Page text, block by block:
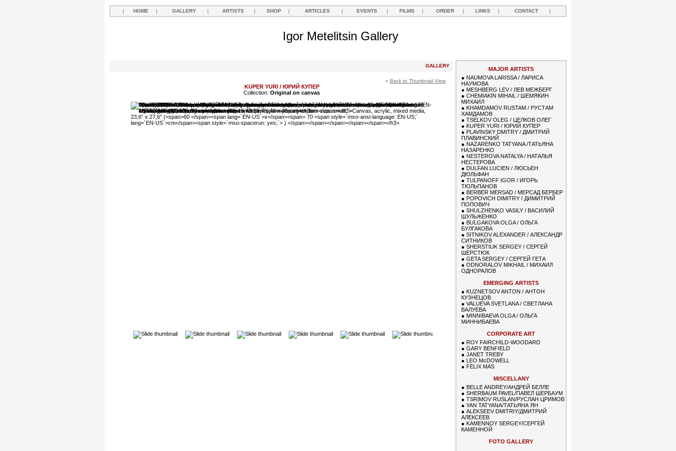
| HOME | GALLERY | ARTISTS | SHOP | ARTICLES | EVENTS | FILMS | ORDER | LINKS | CONTACT |
Igor Metelitsin Gallery
GALLERY
« Back to Thumbnail View
KUPER YURI / ЮРИЙ КУПЕР
Collection: Original on canvas
MAJOR ARTISTS
● NAUMOVA LARISSA / ЛАРИСА
НАУМОВА
● MESHBERG LEV / ЛЕВ МЕЖБЕРГ
● CHEMIAKIN MIHAIL / ШЕМЯКИН
МИХАИЛ
● KHAMDAMOV RUSTAM / РУСТАМ
ХАМДАМОВ
● TSELKOV OLEG / ЦЕЛКОВ ОЛЕГ
● KUPER YURI / ЮРИЙ КУПЕР
● PLAVINSKY DMITRY / ДМИТРИЙ
ПЛАВИНСКИЙ
● NAZARENKO TATYANA /ТАТЬЯНА
НАЗАРЕНКО
● NESTEROVA NATALYA / НАТАЛЬЯ
НЕСТЕРОВА
● DULFAN LUCIEN / ЛЮСЬЕН
ДЮЛЬФАН
● TULPANOFF IGOR / ИГОРЬ
ТЮЛЬПАНОВ
● BERBER MERSAD / МЕРСАД БЕРБЕР
● POPOVICH DIMITRY / ДИМИТРИЙ
ПОПОВИЧ
● SHULZHENKO VASILY / ВАСИЛИЙ
ШУЛЬЖЕНКО
● BULGAKOVA OLGA / ОЛЬГА
БУЛГАКОВА
● SITNIKOV ALEXANDER / АЛЕКСАНДР
СИТНИКОВ
● SHERSTIUK SERGEY / СЕРГЕЙ
ШЕРСТЮК
● GETA SERGEY / СЕРГЕЙ ГЕТА
● ODNORALOV MIKHAIL / МИХАИЛ
ОДНОРАЛОВ
EMERGING ARTISTS
● KUZNETSOV ANTON / АНТОН
КУЗНЕЦОВ
● VALUEVA SVETLANA / СВЕТЛАНА
ВАЛУЕВА
● MINNIBAEVA OLGA / ОЛЬГА
МИННИБАЕВА
CORPORATE ART
● ROY FAIRCHILD-WOODARD
● GARY BENFIELD
● JANET TREBY
● LEO McDOWELL
● FELIX MAS
MISCELLANY
● BELLE ANDREY/АНДРЕЙ БЕЛЛЕ
● SHERBAUM PAVEL/ПАВЕЛ ШЕРБАУМ
● TSRIMOV RUSLAN/РУСЛАН ЦРИМОВ
● YAN TATYANA/ТАТЬЯНА ЯН
● ALEKSEEV DMITRIY/ДМИТРИЙ
АЛЕКСЕЕВ
● KAMENNOY SERGEY/СЕРГЕЙ
КАМЕННОЙ
FOTO GALLERY